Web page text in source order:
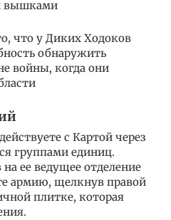
вышками
что у Диких Ходоков
обнаружить
войны, когда они
с Картой через
группами единиц.
ее ведущее отделение
армию, щелкнув правой
плитке, которая